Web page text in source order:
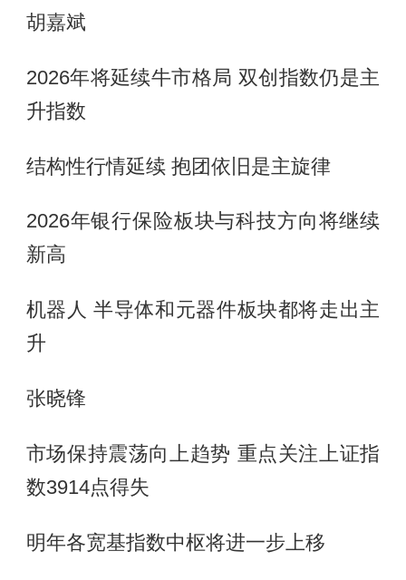
胡嘉斌
2026年将延续牛市格局 双创指数仍是主
升指数
结构性行情延续 抱团依旧是主旋律
2026年银行保险板块与科技方向将继续
新高
机器人 半导体和元器件板块都将走出主
升
张晓锋
市场保持震荡向上趋势 重点关注上证指
数3914点得失
明年各宽基指数中枢将进一步上移